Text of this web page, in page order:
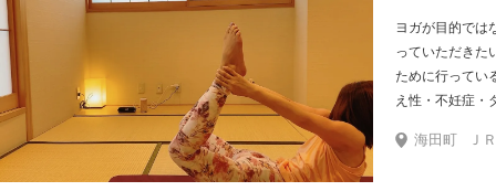
スタジオで、
初心者・体の
室。 3. 男性向
た・・・・・・
ーツ・ダイエッ
ヨガが目的では
っていただきた
ために行ってい
え性・不妊症・
入れ、飽きずに
海田町 Ｊ